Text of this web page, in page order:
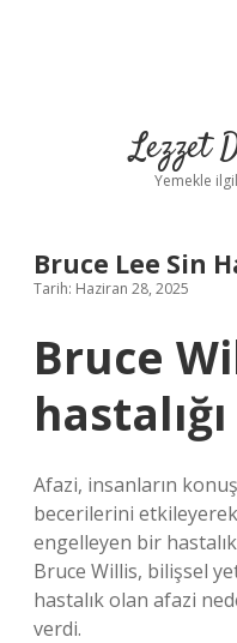
Lezzet
Yemekle
Bruce Lee Sin
Tarih: Haziran 28, 2025
Bruce
Afazi, insanların
becerilerini
engelleyen bir
Bruce Willis, bilişsel
hastalık olan afazi
verdi.